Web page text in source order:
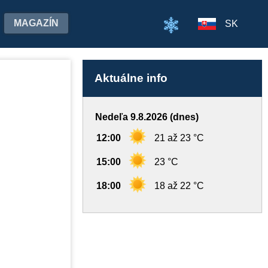
MAGAZÍN SK
Aktuálne info
Nedeľa 9.8.2026 (dnes)
12:00 21 až 23 °C
15:00 23 °C
18:00 18 až 22 °C